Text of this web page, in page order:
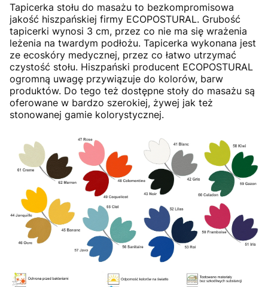
Tapicerka stołu do masażu to bezkompromisowa
jakość hiszpańskiej firmy ECOPOSTURAL. Grubość
tapicerki wynosi 3 cm, przez co nie ma się wrażenia
leżenia na twardym podłożu. Tapicerka wykonana jest
ze ecoskóry medycznej, przez co łatwo utrzymać
czystość stołu. Hiszpański producent ECOPOSTURAL
ogromną uwagę przywiązuje do kolorów, barw
produktów. Do tego też dostępne stoły do masażu są
oferowane w bardzo szerokiej, żywej jak też
stonowanej gamie kolorystycznej.